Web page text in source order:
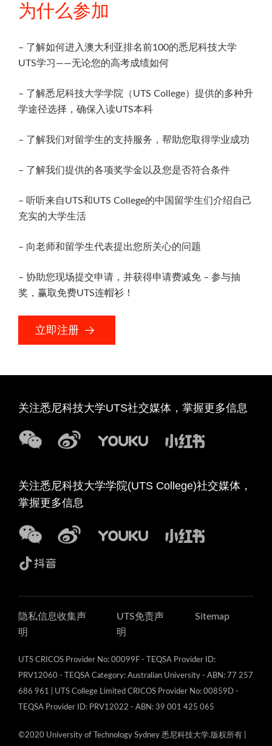
为什么参加
– 了解如何进入澳大利亚排名前100的悉尼科技大学
UTS学习——无论您的高考成绩如何
– 了解悉尼科技大学学院（UTS College）提供的多种升
学途径选择，确保入读UTS本科
– 了解我们对留学生的支持服务，帮助您取得学业成功
– 了解我们提供的各项奖学金以及您是否符合条件
– 听听来自UTS和UTS College的中国留学生们介绍自己
充实的大学生活
– 向老师和留学生代表提出您所关心的问题
– 协助您现场提交申请，并获得申请费减免 – 参与抽
奖，赢取免费UTS连帽衫！
立即注册立
即
册
关注悉尼科技大学UTS社交媒体，掌握更多信息
关注悉尼科技大学学院(UTS College)社交媒体，
掌握更多信息
隐私信息收集声
明
UTS免责声
明
Sitemap
UTS CRICOS Provider No: 00099F - TEQSA Provider ID:
PRV12060 - TEQSA Category: Australian University - ABN: 77 257
686 961 | UTS College Limited CRICOS Provider No: 00859D -
TEQSA Provider ID: PRV12022 - ABN: 39 001 425 065
©2020 University of Technology Sydney 悉尼科技大学.版权所有